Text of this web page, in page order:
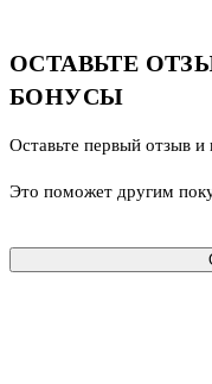
ОСТАВЬТЕ
БОНУСЫ
Оставьте первый отзыв и
Это поможет другим